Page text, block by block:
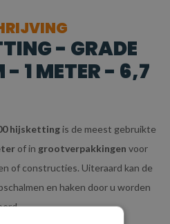
- GRADE
1 METER - 6,7
hijskettingis de meest gebruikte
of in grootverpakkingen voor
of constructies. Uiteraard kan de
en haken door u worden